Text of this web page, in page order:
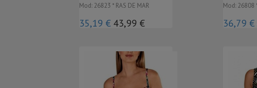
Mod: 26823 * RAS DE MAR
35,19 € 43,99 €
Mod: 26808
36,79 €